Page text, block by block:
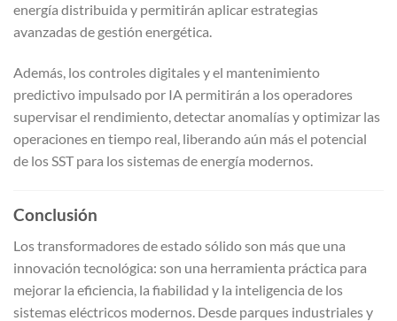
energía distribuida y permitirán aplicar estrategias
avanzadas de gestión energética.
Además, los controles digitales y el mantenimiento
predictivo impulsado por IA permitirán a los operadores
supervisar el rendimiento, detectar anomalías y optimizar las
operaciones en tiempo real, liberando aún más el potencial
de los SST para los sistemas de energía modernos.
Conclusión
Los transformadores de estado sólido son más que una
innovación tecnológica: son una herramienta práctica para
mejorar la eficiencia, la fiabilidad y la inteligencia de los
sistemas eléctricos modernos. Desde parques industriales y